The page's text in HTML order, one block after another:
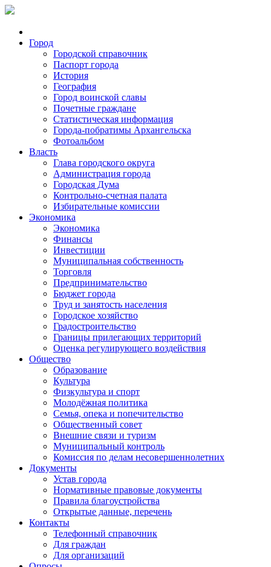
Город
Городской справочник
Паспорт города
История
География
Город воинской славы
Почетные граждане
Статистическая информация
Города-побратимы Архангельска
Фотоальбом
Власть
Глава городского округа
Администрация города
Городская Дума
Контрольно-счетная палата
Избирательные комиссии
Экономика
Экономика
Финансы
Инвестиции
Муниципальная собственность
Торговля
Предпринимательство
Бюджет города
Труд и занятость населения
Городское хозяйство
Градостроительство
Границы прилегающих территорий
Оценка регулирующего воздействия
Общество
Образование
Культура
Физкультура и спорт
Молодёжная политика
Семья, опека и попечительство
Общественный совет
Внешние связи и туризм
Муниципальный контроль
Комиссия по делам несовершеннолетних
Документы
Устав города
Нормативные правовые документы
Правила благоустройства
Открытые данные, перечень
Контакты
Телефонный справочник
Для граждан
Для организаций